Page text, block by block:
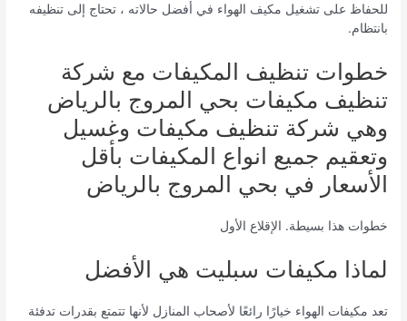
للحفاظ على تشغيل مكيف الهواء في أفضل حالاته ، تحتاج إلى تنظيفه
بانتظام.
خطوات تنظيف المكيفات مع شركة
تنظيف مكيفات بحي المروج بالرياض
وهي شركة تنظيف مكيفات وغسيل
وتعقيم جميع انواع المكيفات بأقل
الأسعار في بحي المروج بالرياض
خطوات هذا بسيطة. الإقلاع الأول
لماذا مكيفات سبليت هي الأفضل
تعد مكيفات الهواء خيارًا رائعًا لأصحاب المنازل لأنها تتمتع بقدرات تدفئة